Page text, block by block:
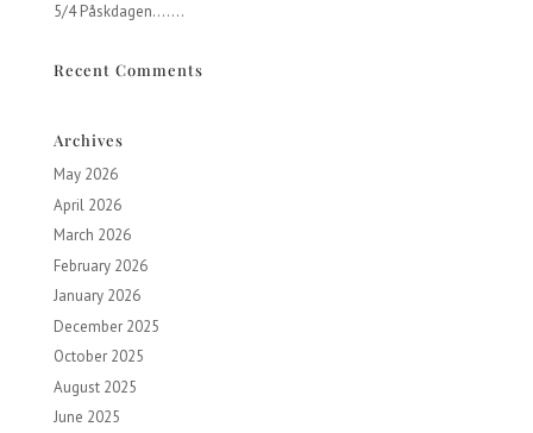
5/4 Påskdagen…….
Recent Comments
Archives
May 2026
April 2026
March 2026
February 2026
January 2026
December 2025
October 2025
August 2025
June 2025